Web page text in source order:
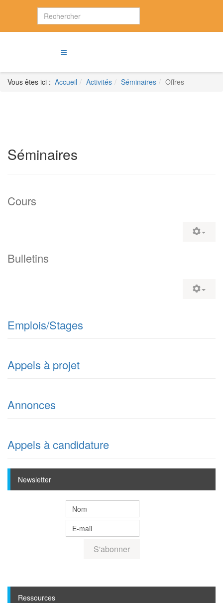
Vous êtes ici : Accueil Activités Séminaires Offres
Séminaires
Cours
Bulletins
Emplois/Stages
Appels à projet
Annonces
Appels à candidature
Newsletter
Ressources